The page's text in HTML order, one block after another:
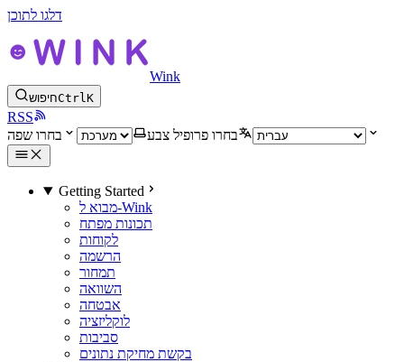
דלגו לתוכן
Wink
חיפושCtrlK
RSS
בחרו פרופיל צבע
בחרו שפה
Getting Started
מבוא ל-Wink
תכונות מפתח
לקוחות
הרשמה
תמחור
השוואה
אבטחה
לוקליזציה
סביבות
בקשת מחיקת נתונים